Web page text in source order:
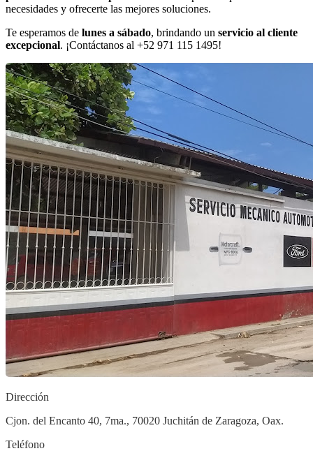
necesidades y ofrecerte las mejores soluciones.
Te esperamos de lunes a sábado, brindando un servicio al cliente
excepcional. ¡Contáctanos al +52 971 115 1495!
Dirección
Cjon. del Encanto 40, 7ma., 70020 Juchitán de Zaragoza, Oax.
Teléfono